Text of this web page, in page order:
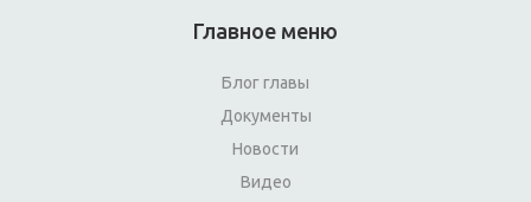
Главное меню
Блог главы
Документы
Новости
Видео